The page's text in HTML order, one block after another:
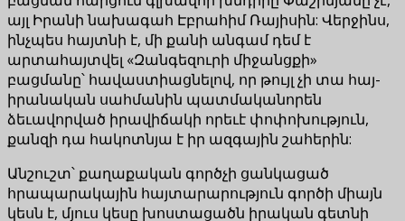
այլ Իրանի նախագահ Էբրահիմ Ռայիսին: Վերջինս,
ինչպես հայտնի է, մի քանի անգամ դեմ է
արտահայտվել «Զանգեզուրի միջանցքի»
բացմանը՝ հավաստիացնելով, որ թույլ չի տա հայ-
իրանական սահմանին պատմականորեն
ձեւավորված իրավիճակի որեւէ փոփոխություն,
քանզի դա հակոտնյա է իր ազգային շահերին:
Անշուշտ՝ քաղաքական գործչի ցանկացած
հրապարակային հայտարարություն գործի միայն
կեսն է, մյուս կեսը խոստացածն իրական գետնի